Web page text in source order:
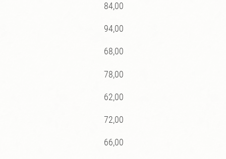
84,00
94,00
68,00
78,00
62,00
72,00
66,00